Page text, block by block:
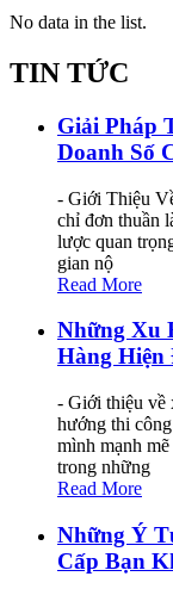
No data in the list.
TIN TỨC
Giải Pháp
Doanh Số
- Giới Thiệu
chỉ đơn thuần
lược quan
gian nộ
Read More
Những Xu
Hàng Hiện
- Giới thiệu về
hướng thi
mình mạnh
trong những
Read More
Những Ý
Cấp Bạn